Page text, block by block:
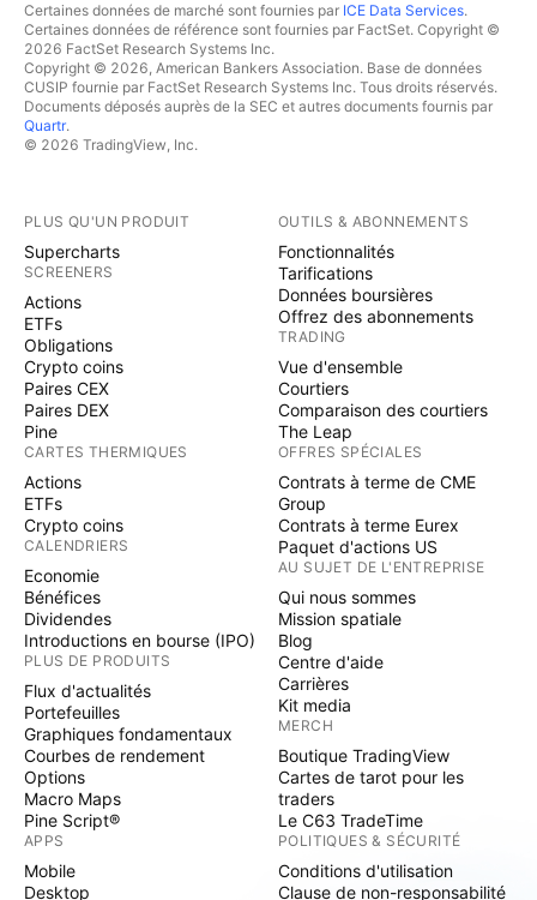
Certaines données de marché sont fournies par ICE Data Services.
Certaines données de référence sont fournies par FactSet. Copyright ©
2026 FactSet Research Systems Inc.
Copyright © 2026, American Bankers Association. Base de données
CUSIP fournie par FactSet Research Systems Inc. Tous droits réservés.
Documents déposés auprès de la SEC et autres documents fournis par
Quartr.
© 2026 TradingView, Inc.
PLUS QU'UN PRODUIT
Supercharts
SCREENERS
Actions
ETFs
Obligations
Crypto coins
Paires CEX
Paires DEX
Pine
CARTES THERMIQUES
Actions
ETFs
Crypto coins
CALENDRIERS
Economie
Bénéfices
Dividendes
Introductions en bourse (IPO)
PLUS DE PRODUITS
Flux d'actualités
Portefeuilles
Graphiques fondamentaux
Courbes de rendement
Options
Macro Maps
Pine Script®
APPS
Mobile
Desktop
OUTILS & ABONNEMENTS
Fonctionnalités
Tarifications
Données boursières
Offrez des abonnements
TRADING
Vue d'ensemble
Courtiers
Comparaison des courtiers
The Leap
OFFRES SPÉCIALES
Contrats à terme de CME
Group
Contrats à terme Eurex
Paquet d'actions US
AU SUJET DE L'ENTREPRISE
Qui nous sommes
Mission spatiale
Blog
Centre d'aide
Carrières
Kit media
MERCH
Boutique TradingView
Cartes de tarot pour les
traders
Le C63 TradeTime
POLITIQUES & SÉCURITÉ
Conditions d'utilisation
Clause de non-responsabilité